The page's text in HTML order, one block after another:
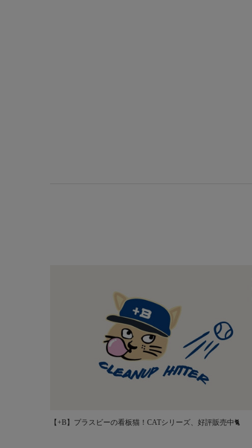
【+B】プラスビーの看板猫！CATシリーズ、好評販売中🐈